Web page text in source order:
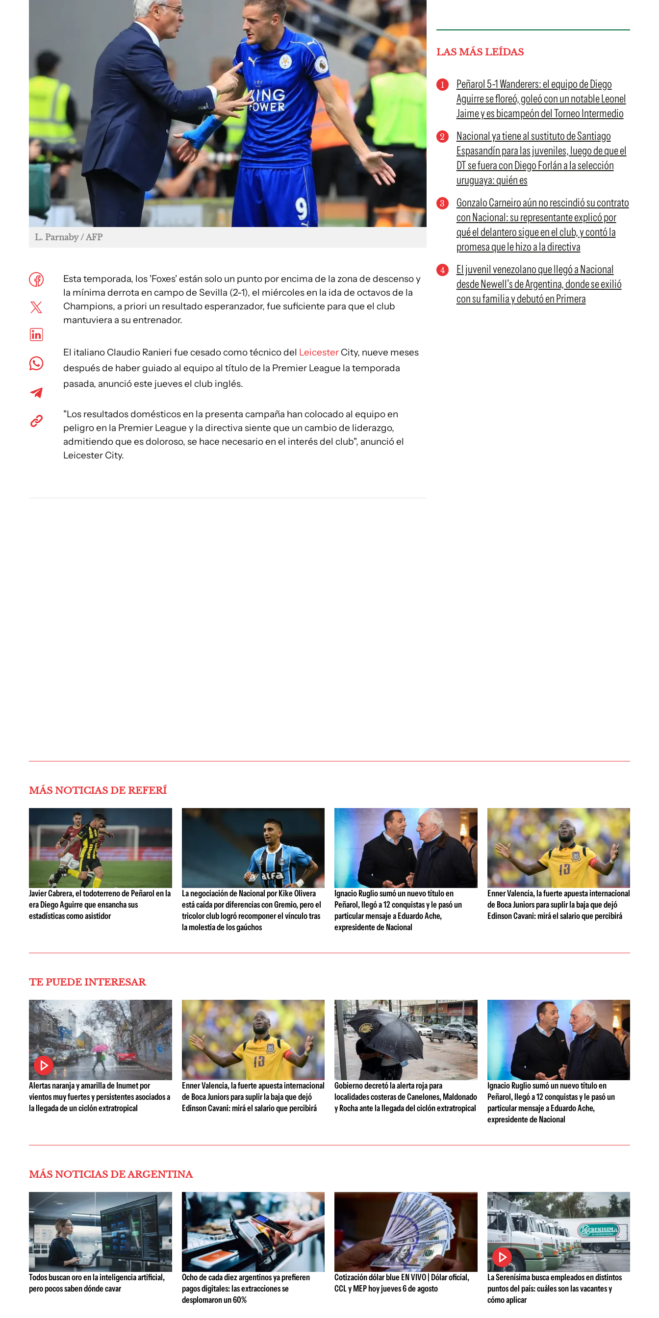
L. Parnaby / AFP
Esta temporada, los 'Foxes' están solo un punto por encima de la zona de descenso y
la mínima derrota en campo de Sevilla (2-1), el miércoles en la ida de octavos de la
Champions, a priori un resultado esperanzador, fue suficiente para que el club
mantuviera a su entrenador.
El italiano Claudio Ranieri fue cesado como técnico del Leicester City, nueve meses
después de haber guiado al equipo al título de la Premier League la temporada
pasada, anunció este jueves el club inglés.
"Los resultados domésticos en la presenta campaña han colocado al equipo en
peligro en la Premier League y la directiva siente que un cambio de liderazgo,
admitiendo que es doloroso, se hace necesario en el interés del club", anunció el
Leicester City.
LAS MÁS LEÍDAS
Peñarol 5-1 Wanderers: el equipo de Diego
Aguirre se floreó, goleó con un notable Leonel
Jaime y es bicampeón del Torneo Intermedio
Nacional ya tiene al sustituto de Santiago
Espasandín para las juveniles, luego de que el
DT se fuera con Diego Forlán a la selección
uruguaya: quién es
Gonzalo Carneiro aún no rescindió su contrato
con Nacional: su representante explicó por
qué el delantero sigue en el club, y contó la
promesa que le hizo a la directiva
El juvenil venezolano que llegó a Nacional
desde Newell's de Argentina, donde se exilió
con su familia y debutó en Primera
MÁS NOTICIAS DE REFERÍ
Javier Cabrera, el todoterreno de Peñarol en la
era Diego Aguirre que ensancha sus
estadísticas como asistidor
La negociación de Nacional por Kike Olivera
está caída por diferencias con Gremio, pero el
tricolor club logró recomponer el vínculo tras
la molestia de los gaúchos
Ignacio Ruglio sumó un nuevo título en
Peñarol, llegó a 12 conquistas y le pasó un
particular mensaje a Eduardo Ache,
expresidente de Nacional
Enner Valencia, la fuerte apuesta internacional
de Boca Juniors para suplir la baja que dejó
Edinson Cavani: mirá el salario que percibirá
TE PUEDE INTERESAR
Alertas naranja y amarilla de Inumet por
vientos muy fuertes y persistentes asociados a
la llegada de un ciclón extratropical
Enner Valencia, la fuerte apuesta internacional
de Boca Juniors para suplir la baja que dejó
Edinson Cavani: mirá el salario que percibirá
Gobierno decretó la alerta roja para
localidades costeras de Canelones, Maldonado
y Rocha ante la llegada del ciclón extratropical
Ignacio Ruglio sumó un nuevo título en
Peñarol, llegó a 12 conquistas y le pasó un
particular mensaje a Eduardo Ache,
expresidente de Nacional
MÁS NOTICIAS DE ARGENTINA
Todos buscan oro en la inteligencia artificial,
pero pocos saben dónde cavar
Ocho de cada diez argentinos ya prefieren
pagos digitales: las extracciones se
desplomaron un 60%
Cotización dólar blue EN VIVO | Dólar oficial,
CCL y MEP hoy jueves 6 de agosto
La Serenísima busca empleados en distintos
puntos del país: cuáles son las vacantes y
cómo aplicar